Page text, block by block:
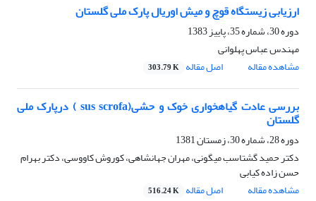
ارزیابی زیستگاه قوچ و میش اوریال پارک ملی گلستان
دوره 30، شماره 35، پاییز 1383
مهندس عباس پهلوانی
مشاهده مقاله
اصل مقاله 303.79 K
بررسی عادت گیاهخواری خوک و حشی(sus scrofa ) درپارک ملی
گلستان
دوره 28، شماره 30، زمستان 1381
دکتر حمید گشتاسب میگونی، مهران جهانشاهی، کوروش کاووسی، دکتر بهرام
حسن زاده کیابی
مشاهده مقاله
اصل مقاله 516.24 K